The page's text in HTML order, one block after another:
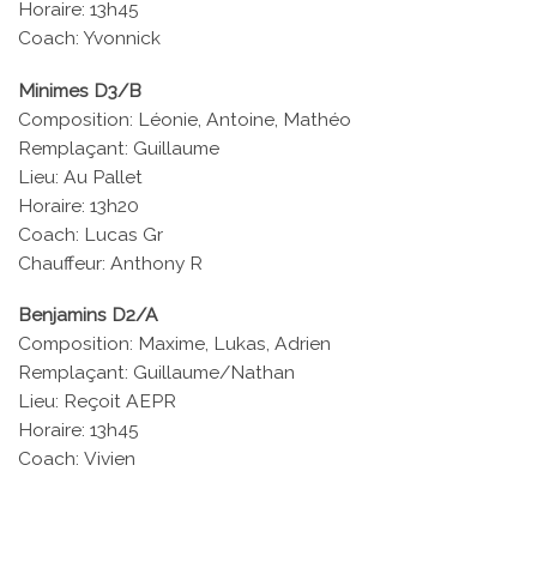
Horaire: 13h45
Coach: Yvonnick
Minimes D3/B
Composition: Léonie, Antoine, Mathéo
Remplaçant: Guillaume
Lieu: Au Pallet
Horaire: 13h20
Coach: Lucas Gr
Chauffeur: Anthony R
Benjamins D2/A
Composition: Maxime, Lukas, Adrien
Remplaçant: Guillaume/Nathan
Lieu: Reçoit AEPR
Horaire: 13h45
Coach: Vivien